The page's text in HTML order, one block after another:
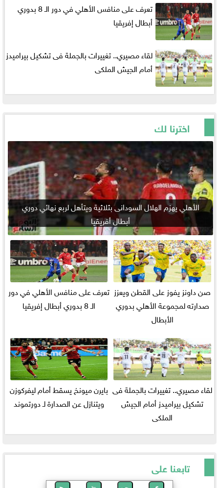
تعرف على منافس الأهلي في دور الـ 8 بدوري
أبطال إفريقيا
لقاء مصيري.. تغييرات بالجملة فى تشكيل بيراميدز
أمام الجيش الملكى
اخترنا لك
الأهلي يهزم الهلال السودانى بثلاثية ويتأهل لربع نهائي دوري
أبطال أفريقيا
صن داونز يفوز على القطن ويعزز
صدارته لمجموعة الأهلي بدوري
الأبطال
تعرف على منافس الأهلي في دور
الـ 8 بدوري أبطال إفريقيا
لقاء مصيري.. تغييرات بالجملة فى
تشكيل بيراميدز أمام الجيش
الملكى
بايرن ميونخ يسقط أمام ليفركوزن
ويتنازل عن الصدارة لـ دورتموند
تابعنا على